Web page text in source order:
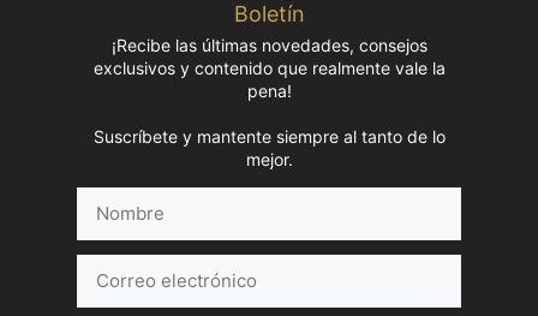
Boletín
¡Recibe las últimas novedades, consejos
exclusivos y contenido que realmente vale la
pena!
Suscríbete y mantente siempre al tanto de lo
mejor.
electrónico